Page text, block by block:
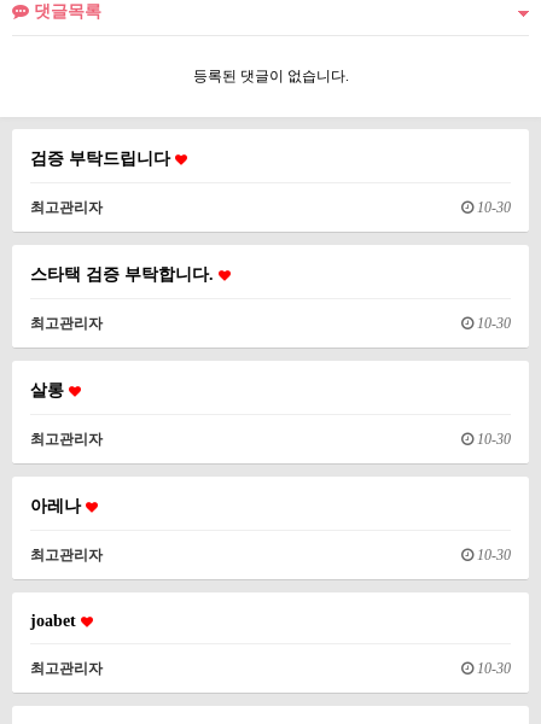
댓글목록
등록된 댓글이 없습니다.
검증 부탁드립니다
최고관리자 10-30
스타택 검증 부탁합니다.
최고관리자 10-30
살롱
최고관리자 10-30
아레나
최고관리자 10-30
joabet
최고관리자 10-30